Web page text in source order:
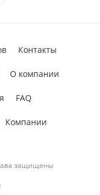
защищены
Контакты
О компании
FAQ
Компании